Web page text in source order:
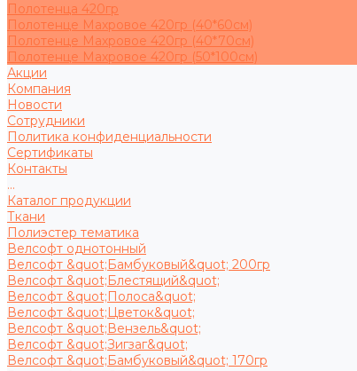
Полотенца 420гр
Полотенце Махровое 420гр (40*60см)
Полотенце Махровое 420гр (40*70см)
Полотенце Махровое 420гр (50*100см)
Акции
Компания
Новости
Сотрудники
Политика конфиденциальности
Сертификаты
Контакты
...
Каталог продукции
Ткани
Полиэстер тематика
Велсофт однотонный
Велсофт &quot;Бамбуковый&quot; 200гр
Велсофт &quot;Блестящий&quot;
Велсофт &quot;Полоса&quot;
Велсофт &quot;Цветок&quot;
Велсофт &quot;Вензель&quot;
Велсофт &quot;Зигзаг&quot;
Велсофт &quot;Бамбуковый&quot; 170гр